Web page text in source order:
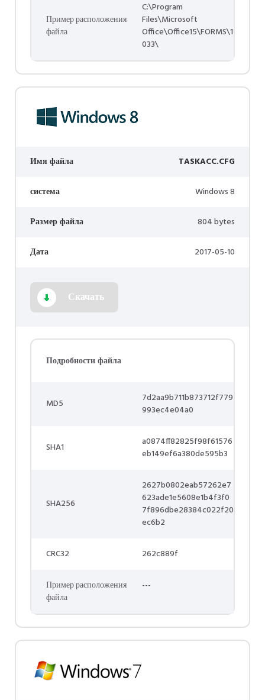
Пример расположения
файла
C:\Program
Files\Microsoft
Office\Office15\FORMS\1
033\
Имя файла TASKACC.CFG
система Windows 8
Размер файла 804 bytes
Дата 2017-05-10
Скачать
Подробности файла
MD5
7d2aa9b711b873712f779
993ec4e04a0
SHA1
a0874ff82825f98f61576
eb149ef6a380de595b3
SHA256
2627b0802eab57262e7
623ade1e5608e1b4f3f0
7f896dbe28384c022f20
ec6b2
CRC32 262c889f
Пример расположения
файла
---